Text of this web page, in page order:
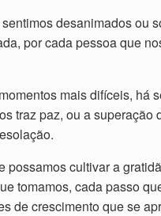
desanimados ou
por cada pessoa que
mais difíceis, há
traz paz, ou a
possamos cultivar a
tomamos, cada passo
de crescimento que se